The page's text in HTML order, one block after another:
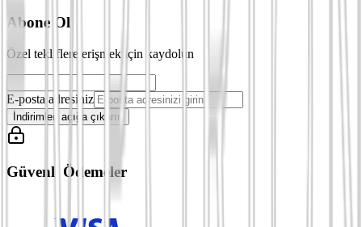
Abone Ol
Özel tekliflere erişmek için kaydolun
E-posta adresiniz
İndirimleri açığa çıkarın
Güvenli Ödemeler